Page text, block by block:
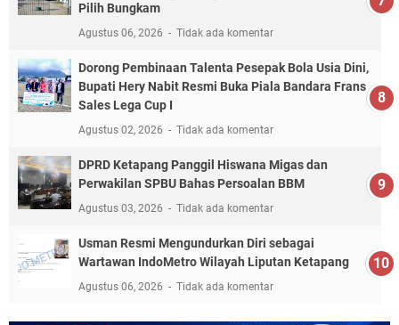
Pilih Bungkam
Agustus 06, 2026 Tidak ada komentar
Dorong Pembinaan Talenta Pesepak Bola Usia Dini,
Bupati Hery Nabit Resmi Buka Piala Bandara Frans
Sales Lega Cup I
Agustus 02, 2026 Tidak ada komentar
DPRD Ketapang Panggil Hiswana Migas dan
Perwakilan SPBU Bahas Persoalan BBM
Agustus 03, 2026 Tidak ada komentar
Usman Resmi Mengundurkan Diri sebagai
Wartawan IndoMetro Wilayah Liputan Ketapang
Agustus 06, 2026 Tidak ada komentar